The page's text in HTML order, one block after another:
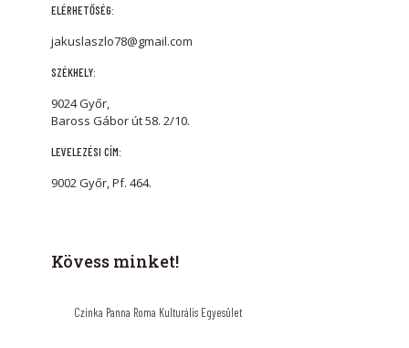
ELÉRHETŐSÉG:
jakuslaszlo78@gmail.com
SZÉKHELY:
9024 Győr,
Baross Gábor út 58. 2/10.
LEVELEZÉSI CÍM:
9002 Győr, Pf. 464.
Kövess minket!
Czinka Panna Roma Kulturális Egyesület